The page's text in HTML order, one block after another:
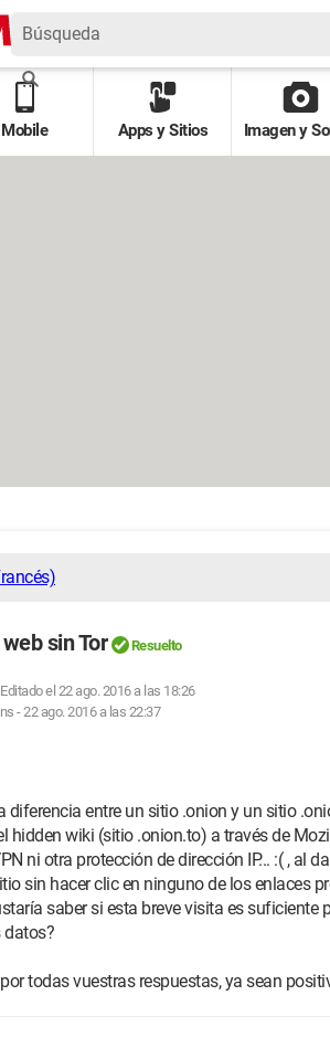
Mobile Apps y Sitios Imagen y
sin Tor Resuelto
Editado el 22 ago. 2016 a las 18:26
-22 ago. 2016 a las 22:37
diferencia entre un sitio .onion y un sitio
hidden wiki (sitio .onion.to) a través de
ni otra protección de dirección IP... :( , al
sin hacer clic en ninguno de los enlaces
saber si esta breve visita es suficiente
datos?
todas vuestras respuestas, ya sean